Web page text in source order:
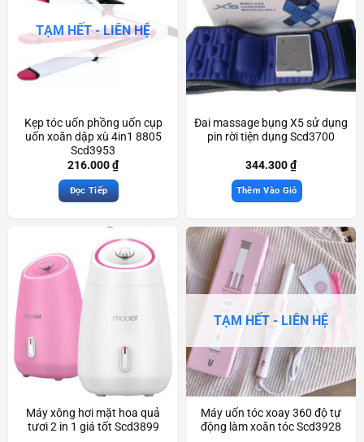
TẠM HẾT - LIÊN HỆ
Kẹp tóc uốn phồng uốn cụp
uốn xoăn dập xù 4in1 8805
Scd3953
216.000₫
Đọc Tiếp
Đai massage bụng X5 sử dụng
pin rời tiện dụng Scd3700
344.300₫
Thêm Vào Giỏ
Máy xông hơi mặt hoa quả
tươi 2 in 1 giá tốt Scd3899
TẠM HẾT - LIÊN HỆ
Máy uốn tóc xoay 360 độ tự
động làm xoăn tóc Scd3928